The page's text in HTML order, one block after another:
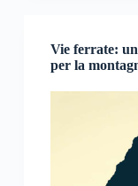
Vie ferrate:
per la